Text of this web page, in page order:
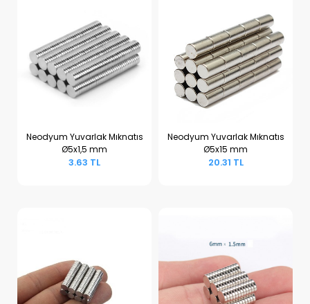
Sepete Ekle
Neodyum Yuvarlak Mıknatıs
Ø5x1,5 mm
3.63 TL
Sepete Ekle
Neodyum Yuvarlak Mıknatıs
Ø5x15 mm
20.31 TL